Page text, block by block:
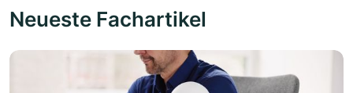
Neueste Fachartikel